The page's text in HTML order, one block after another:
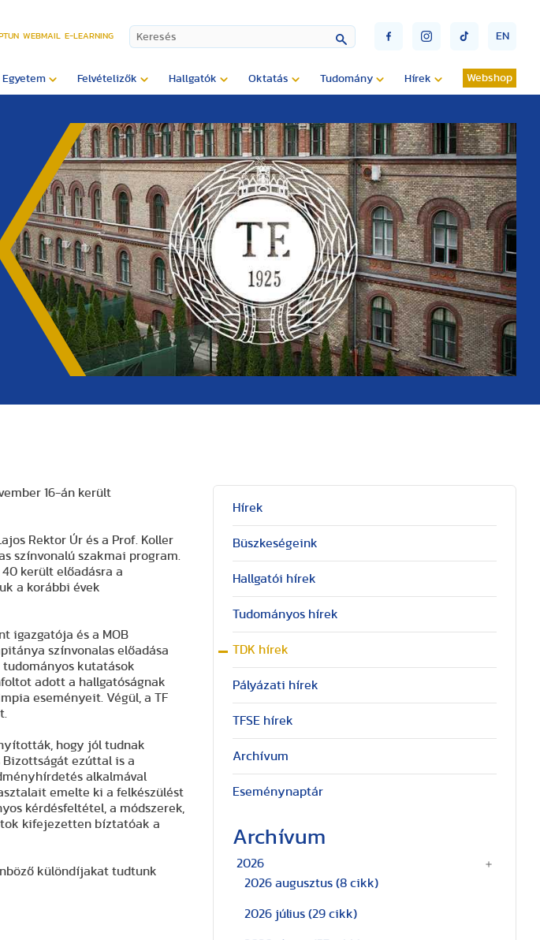
WEBMAIL E-LEARNING EN
Egyetem Felvételizők Hallgatók Oktatás Tudomány Hírek Webshop
16-án került
Rektor Úr és a Prof. Koller
színvonalú szakmai program.
került előadásra a
a korábbi évek
igazgatója és a MOB
színvonalas előadása
tudományos kutatások
adott a hallgatóságnak
eseményeit. Végül, a TF
hogy jól tudnak
Bizottságát ezúttal is a
alkalmával
emelte ki a felkészülést
kérdésfeltétel, a módszerek,
kifejezetten bíztatóak a
különdíjakat tudtunk
Hírek
Büszkeségeink
Hallgatói hírek
Tudományos hírek
TDK hírek
Pályázati hírek
TFSE hírek
Archívum
Eseménynaptár
Archívum
2026
2026 augusztus (8 cikk)
2026 július (29 cikk)